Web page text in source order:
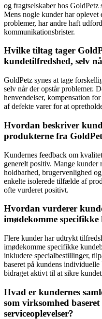
og fragtselskaber hos
Mens nogle kunder har
problemer, har andre haft
kommunikationsbrister.
Hvilke tiltag tager
kundetilfredshed, selv
GoldPetz synes at tage
selv når der opstår problemer.
henvendelser, kompensation
af defekte varer for at
Hvordan beskriver
produkterne fra
Kundernes feedback om
generelt positiv. Mange kunder
holdbarhed, brugervenlighed
enkelte isolerede tilfælde af
ofte vurderet positivt.
Hvordan vurderer
imødekomme
Flere kunder har udtrykt
imødekomme specifikke
inkludere specialbestillinger,
baseret på kundens
bidraget aktivt til at sikre
Hvad er kundernes
som virksomhed baseret
serviceoplevelser?